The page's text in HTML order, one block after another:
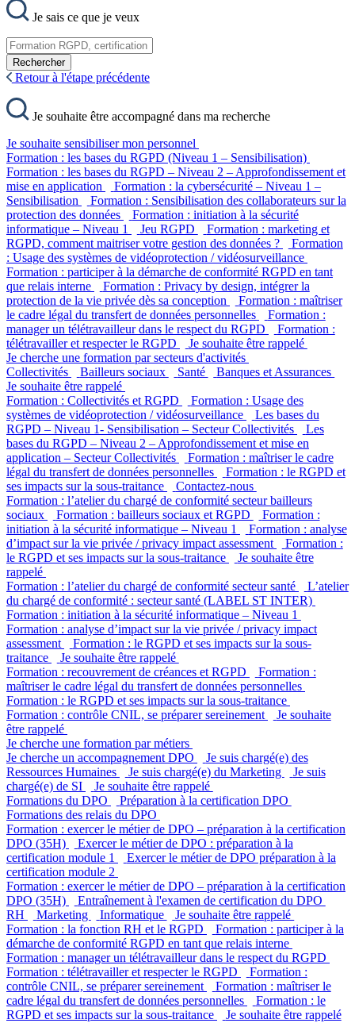
Je sais ce que je veux
Rechercher
Retour à l'étape précédente
Je souhaite être accompagné dans ma recherche
Je souhaite sensibiliser mon personnel
Formation : les bases du RGPD (Niveau 1 – Sensibilisation)
Formation : les bases du RGPD – Niveau 2 – Approfondissement et
mise en application
Formation : la cybersécurité – Niveau 1 –
Sensibilisation
Formation : Sensibilisation des collaborateurs sur la
protection des données
Formation : initiation à la sécurité
informatique – Niveau 1
Jeu RGPD
Formation : marketing et
RGPD, comment maitriser votre gestion des données ?
Formation
: Usage des systèmes de vidéoprotection / vidéosurveillance
Formation : participer à la démarche de conformité RGPD en tant
que relais interne
Formation : Privacy by design, intégrer la
protection de la vie privée dès sa conception
Formation : maîtriser
le cadre légal du transfert de données personnelles
Formation :
manager un télétravailleur dans le respect du RGPD
Formation :
télétravailler et respecter le RGPD
Je souhaite être rappelé
Je cherche une formation par secteurs d'activités
Collectivités
Bailleurs sociaux Santé
Banques et Assurances
Je souhaite être rappelé
Formation : Collectivités et RGPD
Formation : Usage des
systèmes de vidéoprotection / vidéosurveillance
Les bases du
RGPD – Niveau 1- Sensibilisation – Secteur Collectivités
Les
bases du RGPD – Niveau 2 – Approfondissement et mise en
application – Secteur Collectivités
Formation : maîtriser le cadre
légal du transfert de données personnelles
Formation : le RGPD et
ses impacts sur la sous-traitance
Contactez-nous
Formation : l’atelier du chargé de conformité secteur bailleurs
sociaux
Formation : bailleurs sociaux et RGPD
Formation :
initiation à la sécurité informatique – Niveau 1
Formation : analyse
d’impact sur la vie privée / privacy impact assessment
Formation :
le RGPD et ses impacts sur la sous-traitance
Je souhaite être
rappelé
Formation : l’atelier du chargé de conformité secteur santé
L’atelier
du chargé de conformité : secteur santé (LABEL ST INTER)
Formation : initiation à la sécurité informatique – Niveau 1
Formation : analyse d’impact sur la vie privée / privacy impact
assessment
Formation : le RGPD et ses impacts sur la sous-
traitance
Je souhaite être rappelé
Formation : recouvrement de créances et RGPD
Formation :
maîtriser le cadre légal du transfert de données personnelles
Formation : le RGPD et ses impacts sur la sous-traitance
Formation : contrôle CNIL, se préparer sereinement
Je souhaite
être rappelé
Je cherche une formation par métiers
Je cherche un accompagnement DPO
Je suis chargé(e) des
Ressources Humaines
Je suis chargé(e) du Marketing
Je suis
chargé(e) de SI
Je souhaite être rappelé
Formations du DPO
Préparation à la certification DPO
Formations des relais du DPO
Formation : exercer le métier de DPO – préparation à la certification
DPO (35H)
Exercer le métier de DPO : préparation à la
certification module 1
Exercer le métier de DPO préparation à la
certification module 2
Formation : exercer le métier de DPO – préparation à la certification
DPO (35H)
Entraînement à l'examen de certification du DPO
RH
Marketing Informatique
Je souhaite être rappelé
Formation : la fonction RH et le RGPD
Formation : participer à la
démarche de conformité RGPD en tant que relais interne
Formation : manager un télétravailleur dans le respect du RGPD
Formation : télétravailler et respecter le RGPD
Formation :
contrôle CNIL, se préparer sereinement
Formation : maîtriser le
cadre légal du transfert de données personnelles
Formation : le
RGPD et ses impacts sur la sous-traitance
Je souhaite être rappelé